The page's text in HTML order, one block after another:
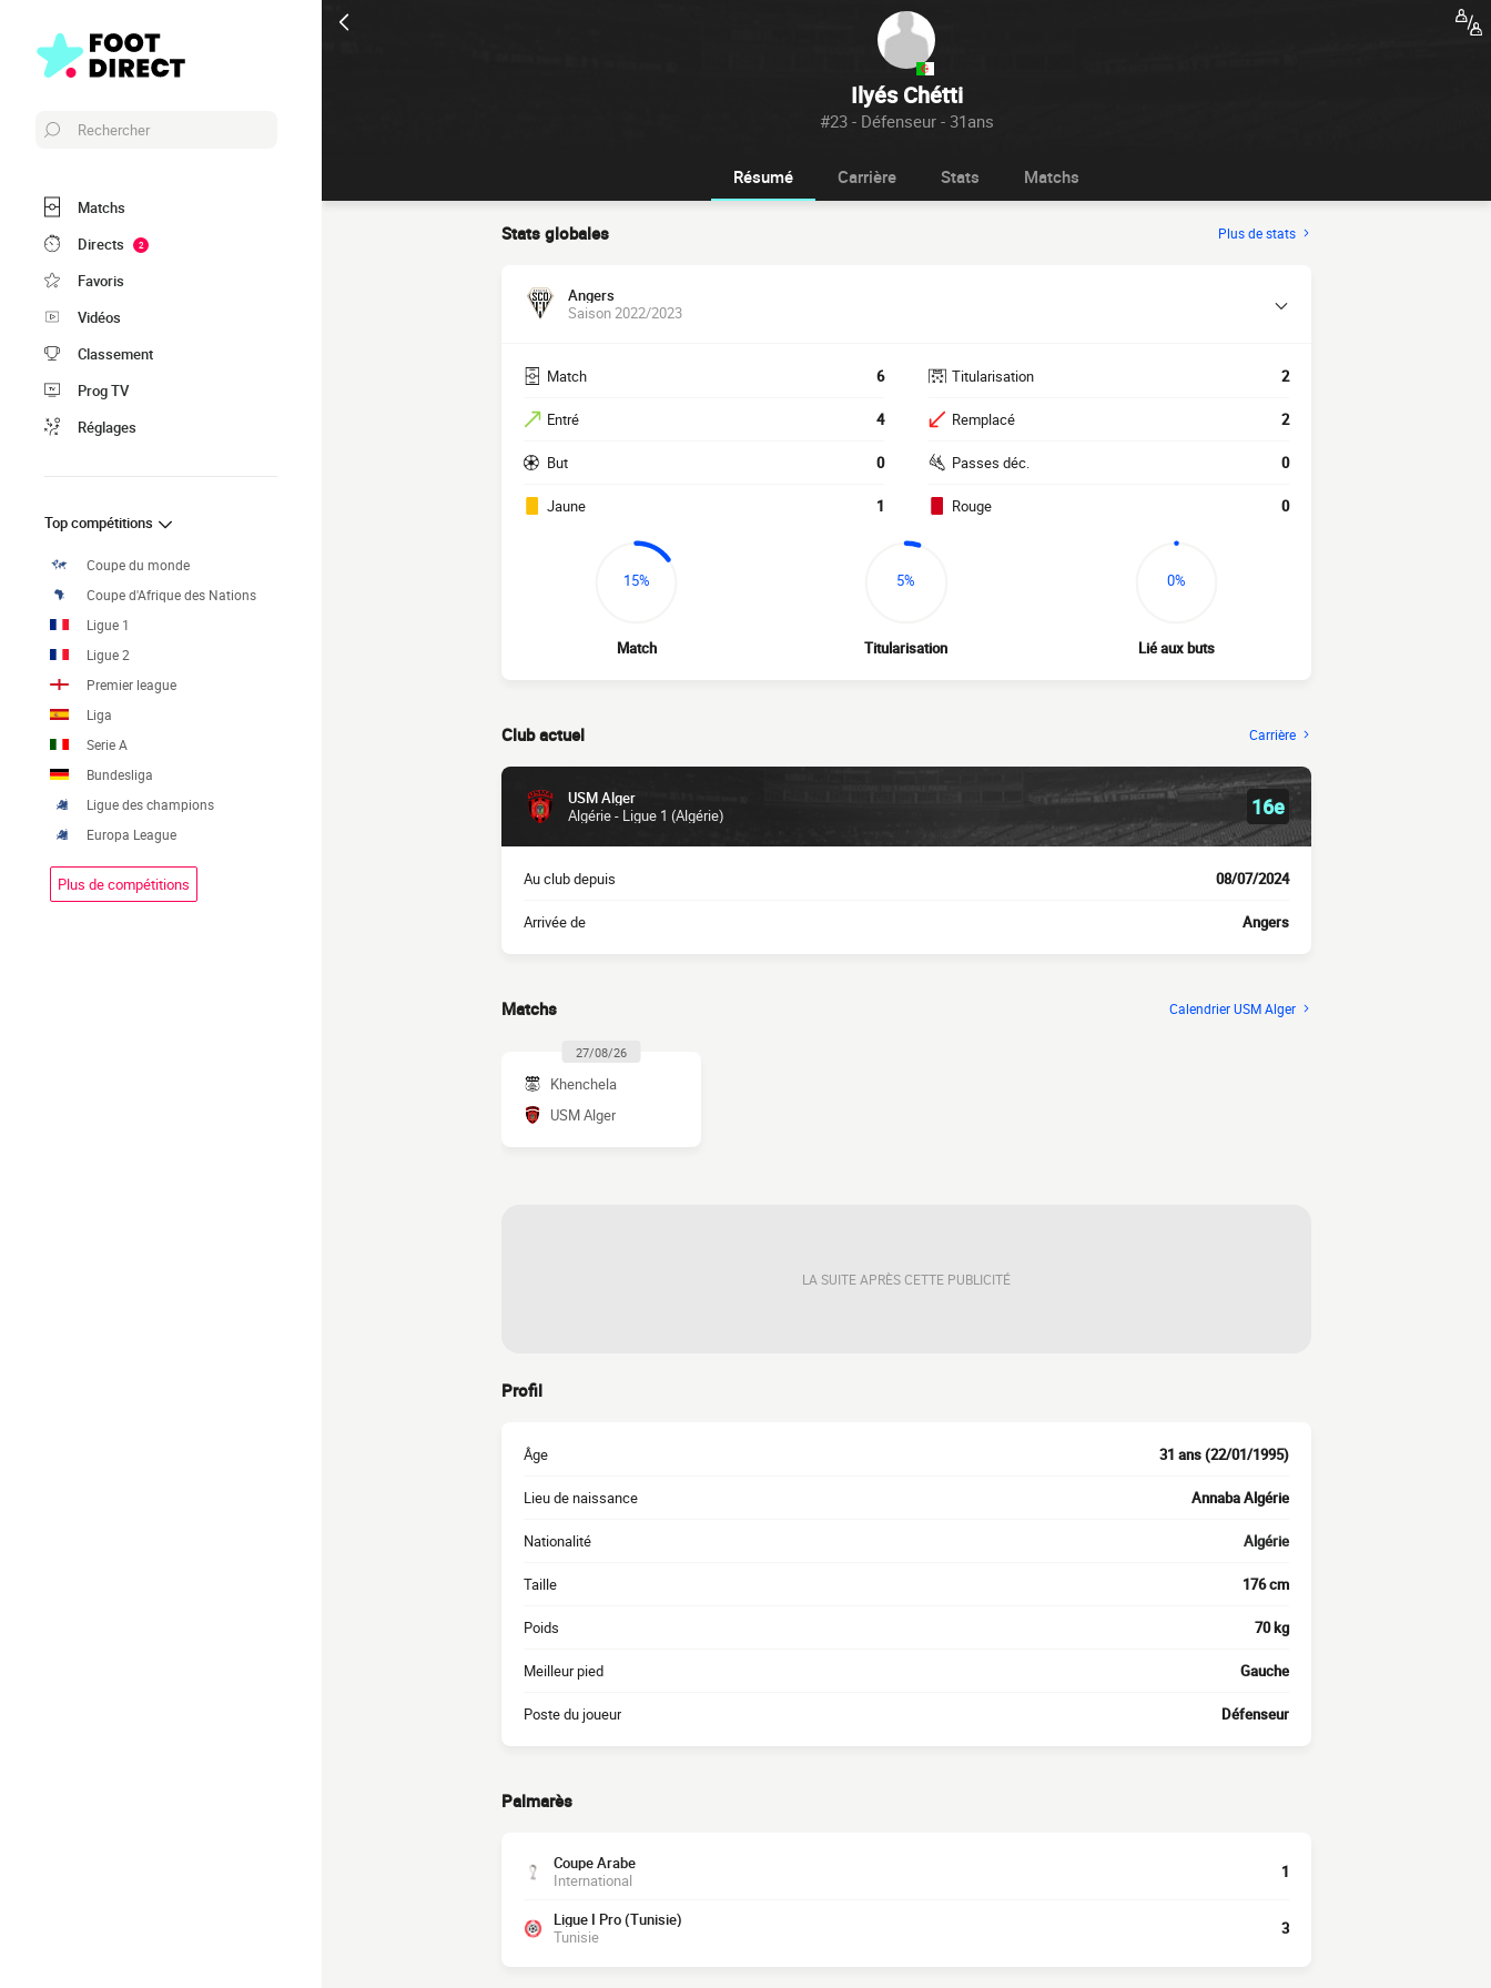
Ilyés Chétti
#23 - Défenseur - 31ans
Rechercher
Matchs
Directs
2
Favoris
Vidéos
Classement
Prog TV
Réglages
Top compétitions
Coupe du monde
Coupe d'Afrique des Nations
Ligue 1
Ligue 2
Premier league
Liga
Serie A
Bundesliga
Ligue des champions
Europa League
Plus de compétitions
Résumé Carrière Stats Matchs
Stats globales Plus de stats
Angers
Saison 2022/2023
Match 6
Entré 4
But 0
Jaune 1
Titularisation 2
Remplacé 2
Passes déc. 0
Rouge 0
15%
Match
5%
Titularisation
0%
Lié aux buts
Club actuel Carrière
USM Alger
Algérie - Ligue 1 (Algérie)
16e
Au club depuis 08/07/2024
Arrivée de Angers
Matchs Calendrier USM Alger
27/08/26
Khenchela
USM Alger
LA SUITE APRÈS CETTE PUBLICITÉ
Profil
Âge 31 ans (22/01/1995)
Lieu de naissance Annaba Algérie
Nationalité Algérie
Taille 176 cm
Poids 70 kg
Meilleur pied Gauche
Poste du joueur Défenseur
Palmarès
Coupe Arabe
International
1
Ligue I Pro (Tunisie)
Tunisie
3